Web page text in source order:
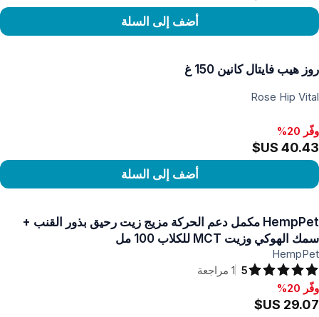
أضف إلى السلة
روز هيب فايتال كانين 150 غ
Rose Hip Vital
وفّر 20%
أضف إلى السلة
HempPet مكمل دعم الحركة مزيج زيت رحيق بذور القنب +
سمك الهوكي وزيت MCT للكلاب 100 مل
HempPet
5
1 مراجعة
وفّر 20%, ‏29.07 US$
وفّر 20%